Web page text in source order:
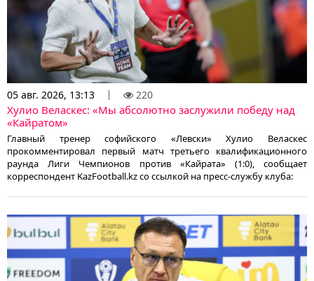
05 авг. 2026, 13:13 220
Хулио Веласкес: «Мы абсолютно заслужили победу над
«Кайратом»
Главный тренер софийского «Левски» Хулио Веласкес
прокомментировал первый матч третьего квалификационного
раунда Лиги Чемпионов против «Кайрата» (1:0), сообщает
корреспондент KazFootball.kz со ссылкой на пресс-службу клуба: